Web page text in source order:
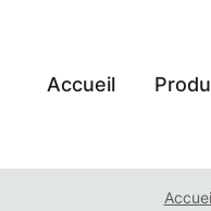
contenu
Accueil